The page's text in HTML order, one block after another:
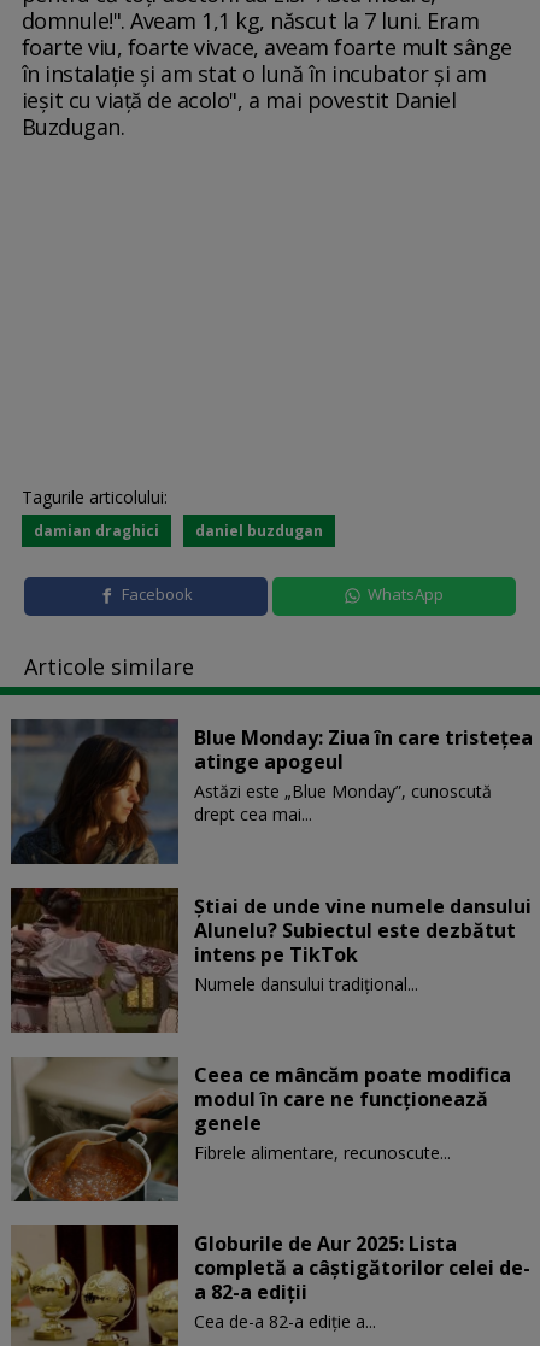
domnule!". Aveam 1,1 kg, născut la 7 luni. Eram
foarte viu, foarte vivace, aveam foarte mult sânge
în instalaţie şi am stat o lună în incubator şi am
ieșit cu viaţă de acolo", a mai povestit Daniel
Buzdugan.
Tagurile articolului:
damian draghici daniel buzdugan
Facebook WhatsApp
Articole similare
Blue Monday: Ziua în care tristețea
atinge apogeul
Astăzi este „Blue Monday”, cunoscută
drept cea mai...
Știai de unde vine numele dansului
Alunelu? Subiectul este dezbătut
intens pe TikTok
Numele dansului tradițional...
Ceea ce mâncăm poate modifica
modul în care ne funcţionează
genele
Fibrele alimentare, recunoscute...
Globurile de Aur 2025: Lista
completă a câștigătorilor celei de-
a 82-a ediții
Cea de-a 82-a ediție a...